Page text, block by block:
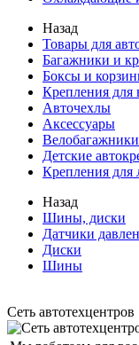
Назад
Товары для
Багажники и
Боксы и
Крепления для
Авточехлы
Аксессуары
Велобагажники
Детские
Крепления для
Назад
Шины, диски
Датчики
Диски
Шины
Сеть автотехцентров